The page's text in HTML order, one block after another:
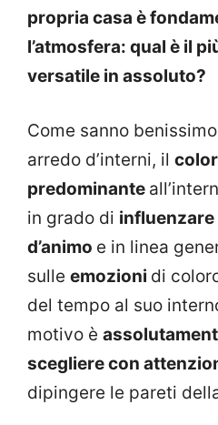
propria casa è
l’atmosfera: qual è il
versatile in assoluto?
Come sanno
arredo d’interni, il
predominante
in grado di
d’animo e in linea
sulle emozioni di
del tempo al suo
motivo è
scegliere con
dipingere le pareti